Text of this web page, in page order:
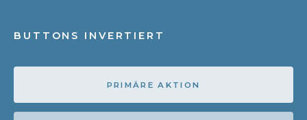
BUTTONS INVERTIERT
PRIMÄRE AKTION